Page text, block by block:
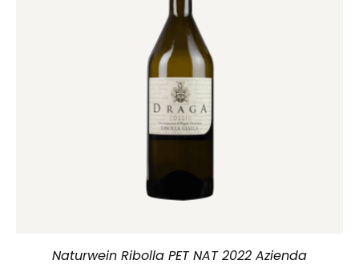
Naturwein Ribolla PET NAT 2022 Azienda